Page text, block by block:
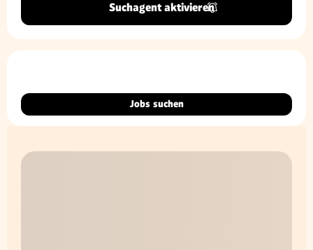
Suchagent aktivieren
Jobs suchen